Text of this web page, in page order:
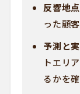
反響地
った顧
予測と
トエリ
るかを